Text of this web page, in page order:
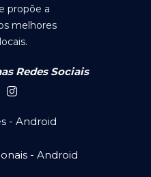
propõe a
melhores
Redes Sociais
- Android
- Android